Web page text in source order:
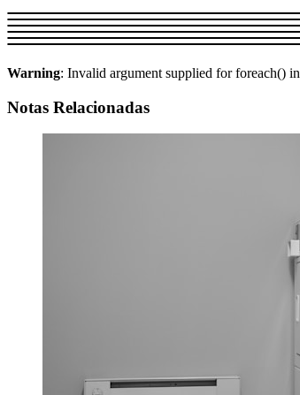
Warning: Invalid argument supplied for foreach() in
Notas Relacionadas